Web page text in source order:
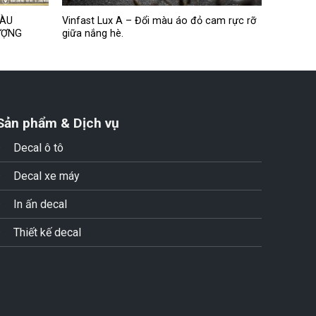
Vinfast Lux A – Đổi màu áo đỏ cam rực rỡ
giữa nắng hè.
phẩm & Dịch vụ
Decal ô tô
Decal xe máy
In ấn decal
Thiết kế decal